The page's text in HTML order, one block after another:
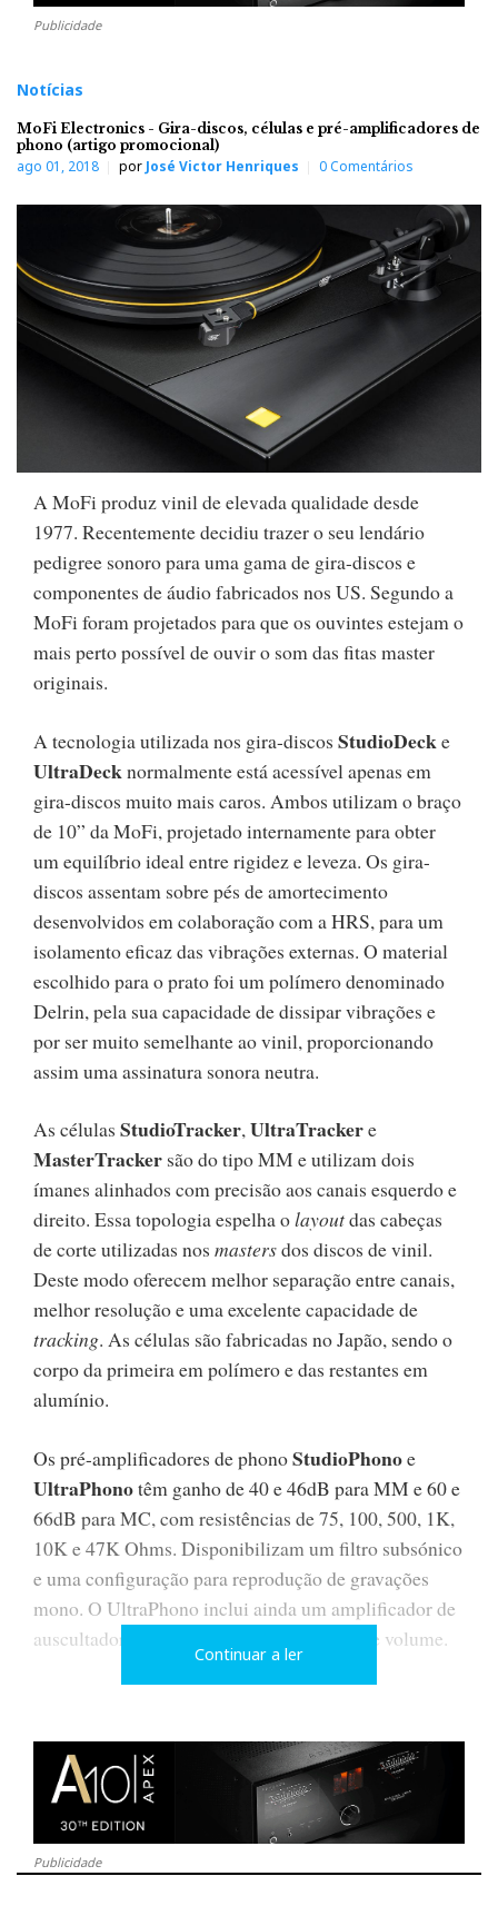
Publicidade
Notícias
MoFi Electronics - Gira-discos, células e pré-amplificadores de
phono (artigo promocional)
ago 01, 2018 por José Victor Henriques 0 Comentários
A MoFi produz vinil de elevada qualidade desde
1977. Recentemente decidiu trazer o seu lendário
pedigree sonoro para uma gama de gira-discos e
componentes de áudio fabricados nos US. Segundo a
MoFi foram projetados para que os ouvintes estejam o
mais perto possível de ouvir o som das fitas master
originais.
A tecnologia utilizada nos gira-discos StudioDecke
UltraDecknormalmente está acessível apenas em
gira-discos muito mais caros. Ambos utilizam o braço
de 10” da MoFi, projetado internamente para obter
um equilíbrio ideal entre rigidez e leveza. Os gira-
discos assentam sobre pés de amortecimento
desenvolvidos em colaboração com a HRS, para um
isolamento eficaz das vibrações externas. O material
escolhido para o prato foi um polímero denominado
Delrin, pela sua capacidade de dissipar vibrações e
por ser muito semelhante ao vinil, proporcionando
assim uma assinatura sonora neutra.
As células StudioTracker,UltraTrackere
MasterTracker são do tipo MM e utilizam dois
ímanes alinhados com precisão aos canais esquerdo e
direito. Essa topologia espelha olayoutdas cabeças
de corte utilizadas nos mastersdos discos de vinil.
Deste modo oferecem melhor separação entre canais,
melhor resolução e uma excelente capacidade de
tracking. As células são fabricadas no Japão, sendo o
corpo da primeira em polímero e das restantes em
alumínio.
Os pré-amplificadores de phonoStudioPhonoe
UltraPhonotêm ganho de 40 e 46dB para MM e 60 e
66dB para MC, com resistências de 75, 100, 500, 1K,
10K e 47K Ohms. Disponibilizam um filtro subsónico
e uma configuração para reprodução de gravações
mono. O UltraPhono inclui ainda um amplificador de
auscultadores em Classe A com controlo de volume.
https://www.ajasom.net/marcas/mofi-electronics
Nota: texto da responsabilidade de Ajasom
Continuar a ler
Publicidade